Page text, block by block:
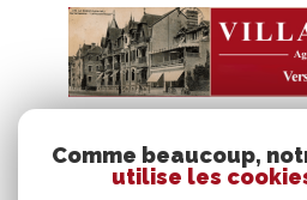
VOTRE
Comme beaucoup,
utilise les